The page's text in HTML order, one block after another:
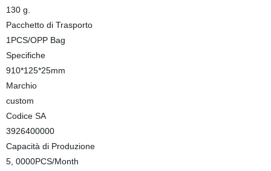
130 g.
Pacchetto di Trasporto
1PCS/OPP Bag
Specifiche
910*125*25mm
Marchio
custom
Codice SA
3926400000
Capacità di Produzione
5, 0000PCS/Month